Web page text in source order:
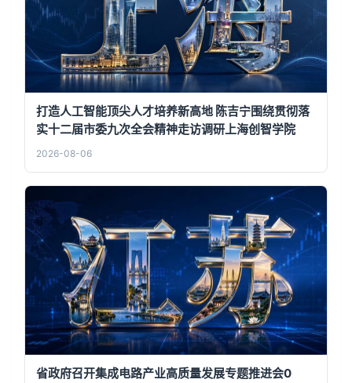
打造人工智能顶尖人才培养新高地 陈吉宁围绕贯彻落
实十二届市委九次全会精神走访调研上海创智学院
2026-08-06
省政府召开集成电路产业高质量发展专题推进会0